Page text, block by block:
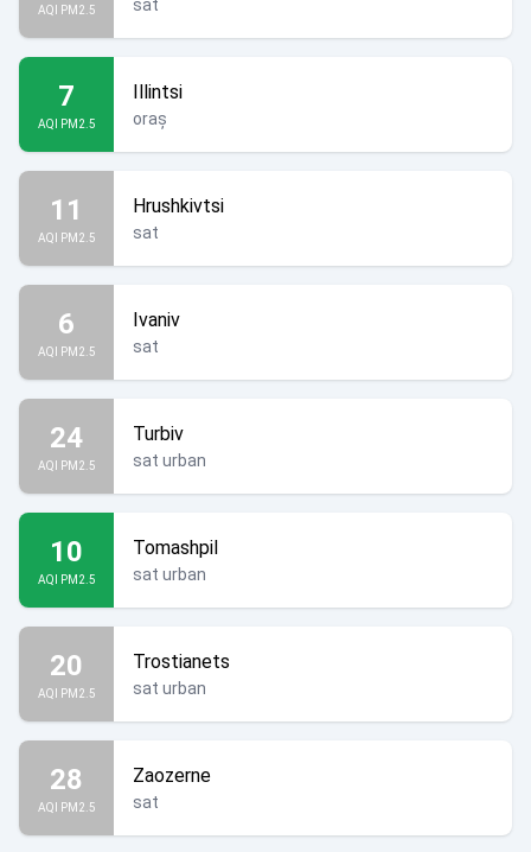
AQI PM2.5 sat
7
AQI PM2.5
Illintsi
oraș
11
AQI PM2.5
Hrushkivtsi
sat
6
AQI PM2.5
Ivaniv
sat
24
AQI PM2.5
Turbiv
sat urban
10
AQI PM2.5
Tomashpil
sat urban
20
AQI PM2.5
Trostianets
sat urban
28
AQI PM2.5
Zaozerne
sat